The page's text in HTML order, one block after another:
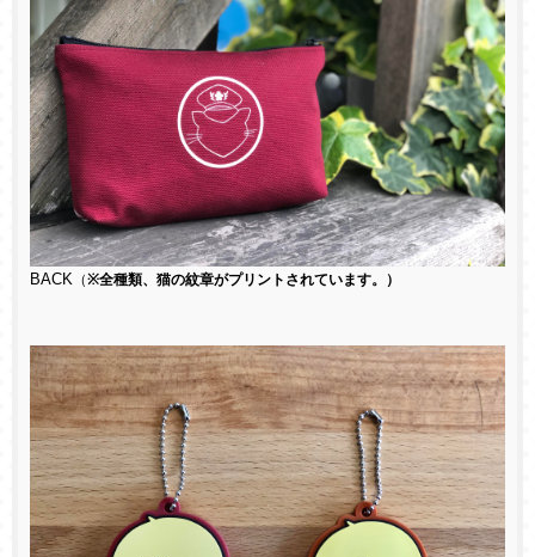
BACK （※全種類、猫の紋章がプリントされています。）